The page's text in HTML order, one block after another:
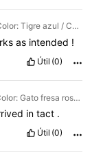
Tipo de Estilo: Película ligera / Color: Tigre azul / Cantidad: 1PC
as intended !
Útil (0)
Tipo de Estilo: Película ligera / Color: Gato fresa rosa / Cantidad: 1PC
intact .
Útil (0)